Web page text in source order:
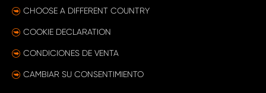
CHOOSE A DIFFERENT COUNTRY
COOKIE DECLARATION
CONDICIONES DE VENTA
CAMBIAR SU CONSENTIMIENTO